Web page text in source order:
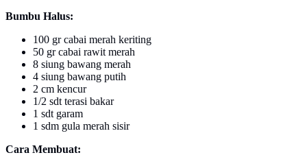
Bumbu Halus:
100 gr cabai merah keriting
50 gr cabai rawit merah
8 siung bawang merah
4 siung bawang putih
2 cm kencur
1/2 sdt terasi bakar
1 sdt garam
1 sdm gula merah sisir
Cara Membuat: